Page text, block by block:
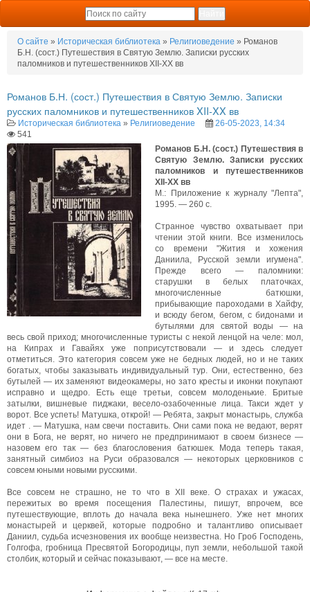
О сайте » Историческая библиотека » Религиоведение » Романов
Б.Н. (сост.) Путешествия в Святую Землю. Записки русских
паломников и путешественников XII-XX вв
Романов Б.Н. (сост.) Путешествия в Святую Землю. Записки
русских паломников и путешественников XII-XX вв
Историческая библиотека » Религиоведение
26-05-2023, 14:34
541
Романов Б.Н. (сост.) Путешествия в
Святую Землю. Записки русских
паломников и путешественников
XII-XX вв
М.: Приложение к журналу "Лепта",
1995. — 260 с.
Странное чувство охватывает при
чтении этой книги. Все изменилось
со времени "Жития и хожения
Даниила, Русской земли игумена".
Прежде всего — паломники:
старушки в белых платочках,
многочисленные батюшки,
прибывающие пароходами в Хайфу,
и всюду бегом, бегом, с бидонами и
бутылями для святой воды — на
весь свой приход; многочисленные туристы с некой ленцой на челе: мол,
на Кипрах и Гавайях уже поприсутствовали — и здесь следует
отметиться. Это категория совсем уже не бедных людей, но и не таких
богатых, чтобы заказывать индивидуальный тур. Они, естественно, без
бутылей — их заменяют видеокамеры, но зато кресты и иконки покупают
исправно и щедро. Есть еще третьи, совсем молоденькие. Бритые
затылки, вишневые пиджаки, весело-озабоченные лица. Такси ждет у
ворот. Все успеть! Матушка, открой! — Ребята, закрыт монастырь, служба
идет . — Матушка, нам свечи поставить. Они сами пока не ведают, верят
они в Бога, не верят, но ничего не предпринимают в своем бизнесе —
назовем его так — без благословения батюшек. Мода теперь такая,
занятный симбиоз на Руси образовался — некоторых церковников с
совсем юными новыми русскими.
Все совсем не страшно, не то что в XII веке. О страхах и ужасах,
пережитых во время посещения Палестины, пишут, впрочем, все
путешествующие, вплоть до начала века нынешнего. Уже нет многих
монастырей и церквей, которые подробно и талантливо описывает
Даниил, судьба исчезновения их вообще неизвестна. Но Гроб Господень,
Голгофа, гробница Пресвятой Богородицы, пуп земли, небольшой такой
столбик, который и сейчас показывают, — все на месте.